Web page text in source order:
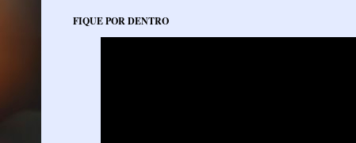
FIQUE POR DENTRO